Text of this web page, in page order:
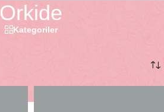
Orkide
Kategoriler